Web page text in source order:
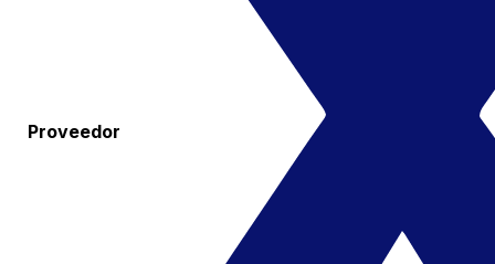
Proveedor